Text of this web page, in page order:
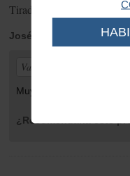
Tirador aire Vespa
José María | de
Valoración general:
Muy bueno
¿Recomendaría este